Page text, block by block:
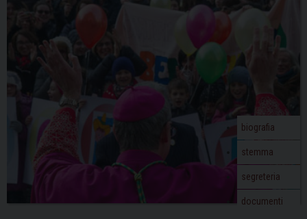
biografia
stemma
segreteria
documenti